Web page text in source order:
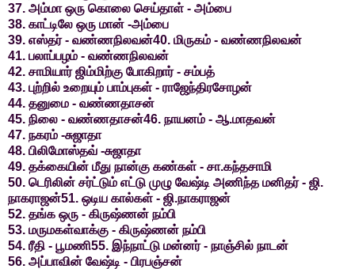
37. அம்மா ஒரு கொலை செய்தாள் - அம்பை
38. காட்டிலே ஒரு மான் -அம்பை
39. எஸ்தர் - வண்ணநிலவன்40. மிருகம் - வண்ணநிலவன்
41. பலாப்பழம் - வண்ணநிலவன்
42. சாமியார் ஜிம்மிற்கு போகிறார் - சம்பத்
43. புற்றில் உறையும் பாம்புகள் - ராஜேந்திரசோழன்
44. தனுமை - வண்ணதாசன்
45. நிலை - வண்ணதாசன்46. நாயனம் - ஆ.மாதவன்
47. நகரம் -சுஜாதா
48. பிலிமோஸ்தவ் -சுஜாதா
49. தக்கையின் மீது நான்கு கண்கள் - சா.கந்தசாமி
50. டெரிலின் சர்ட்டும் எட்டு முழு வேஷ்டி அணிந்த மனிதர் - ஜி.
நாகராஜன்51. ஒடிய கால்கள் - ஜி.நாகராஜன்
52. தங்க ஒரு - கிருஷ்ணன் நம்பி
53. மருமகள்வாக்கு - கிருஷ்ணன் நம்பி
54. ரீதி - பூமணி55. இந்நாட்டு மன்னர் - நாஞ்சில் நாடன்
56. அப்பாவின் வேஷ்டி - பிரபஞ்சன்